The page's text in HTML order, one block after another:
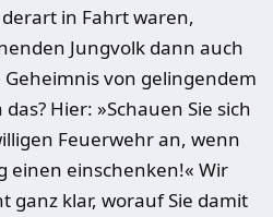
in Fahrt waren,
Jungvolk dann auch
von gelingendem
Hier: »Schauen Sie sich
Feuerwehr an, wenn
einen einschenken!« Wir
ganz klar, worauf Sie damit